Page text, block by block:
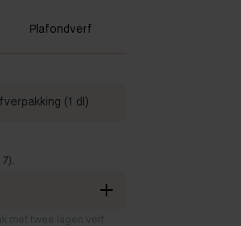
Plafondverf
(1 dl)
met twee lagen verf